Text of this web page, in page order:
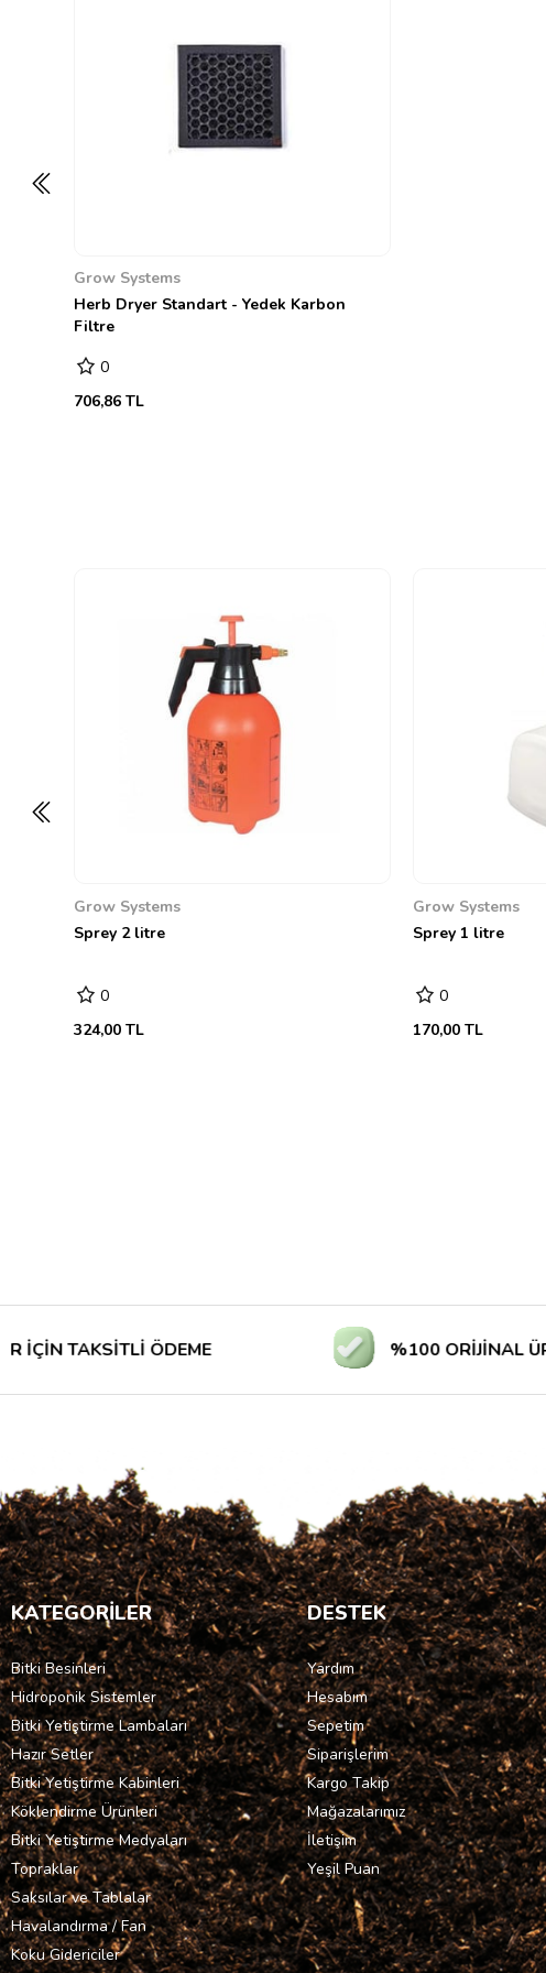
Grow Systems
Herb Dryer Standart - Yedek Karbon
Filtre
0
706,86 TL
Grow Systems
Sprey 2 litre
0
324,00 TL
Grow Systems
Sprey 1 litre
0
170,00 TL
ÖDEME %100 ORİJİNAL ÜRÜN
KATEGORİLER
Bitki Besinleri
Hidroponik Sistemler
Bitki Yetiştirme Lambaları
Hazır Setler
Bitki Yetiştirme Kabinleri
Köklendirme Ürünleri
Bitki Yetiştirme Medyaları
Topraklar
Saksılar ve Tablalar
Havalandırma / Fan
Koku Gidericiler
DESTEK
Yardım
Hesabım
Sepetim
Siparişlerim
Kargo Takip
Mağazalarımız
İletişim
Yeşil Puan